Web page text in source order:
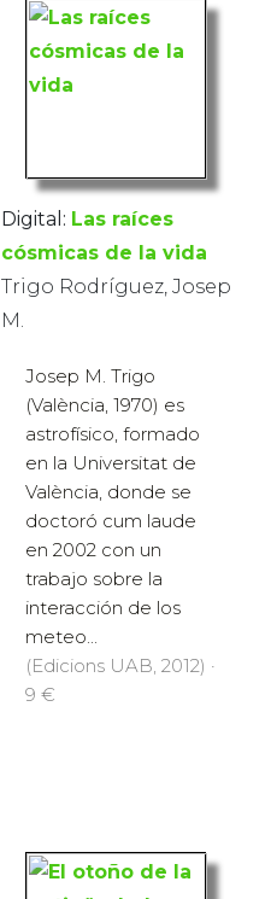
Digital: Las raíces
cósmicas de la vida
Trigo Rodríguez, Josep
M.
Josep M. Trigo
(València, 1970) es
astrofísico, formado
en la Universitat de
València, donde se
doctoró cum laude
en 2002 con un
trabajo sobre la
interacción de los
meteo...
(Edicions UAB, 2012) ·
9 €